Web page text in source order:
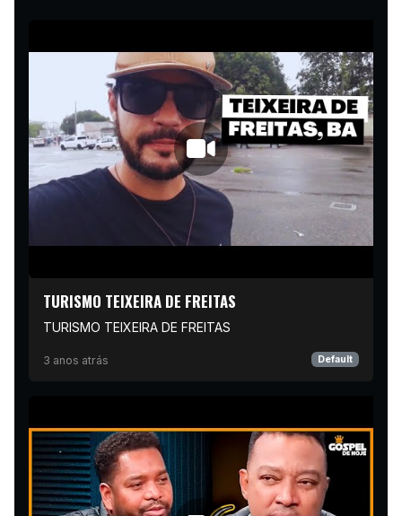
TURISMO TEIXEIRA DE FREITAS
TURISMO TEIXEIRA DE FREITAS
3 anos atrás Default